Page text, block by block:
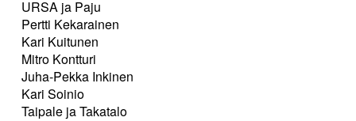
URSA ja Paju
Pertti Kekarainen
Kari Kuitunen
Mitro Kontturi
Juha-Pekka Inkinen
Kari Soinio
Taipale ja Takatalo